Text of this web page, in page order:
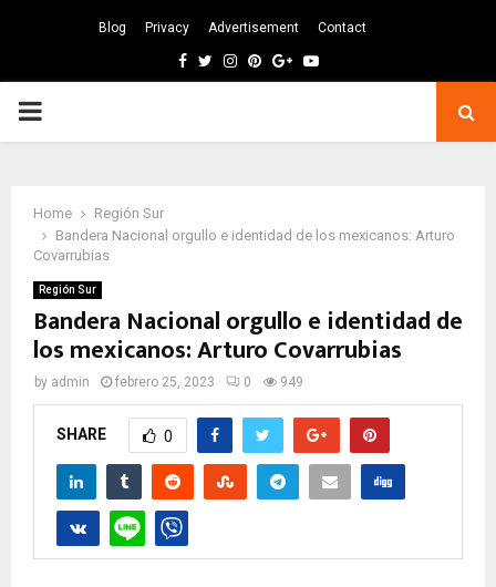
Blog Privacy Advertisement Contact
Facebook
TwitterInstagram
Pinterest
GoogleYoutube
PRIMARY
Home
Región Sur
Bandera Nacional orgullo e identidad de los mexicanos: Arturo
Covarrubias
Región Sur
Bandera Nacional orgullo e identidad de
los mexicanos: Arturo Covarrubias
by admin febrero 25, 2023 0 949
SHARE 0